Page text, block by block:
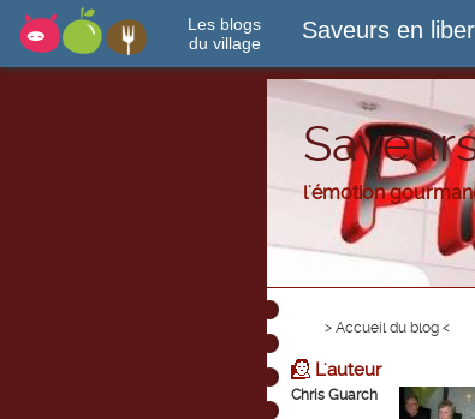
Les blogs
du village
Saveurs en
l'émotion
> Accueil du blog <
L'auteur
Chris Guarch